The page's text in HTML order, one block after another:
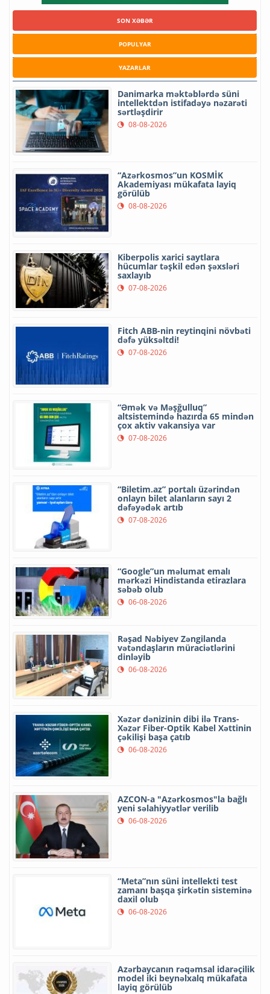
SON XƏBƏR
POPULYAR
YAZARLAR
Danimarka məktəblərdə süni
intellektdən istifadəyə nəzarəti
sərtləşdirir
08-08-2026
“Azərkosmos”un KOSMİK
Akademiyası mükafata layiq
görülüb
08-08-2026
Kiberpolis xarici saytlara
hücumlar təşkil edən şəxsləri
saxlayıb
07-08-2026
Fitch ABB-nin reytinqini növbəti
dəfə yüksəltdi!
07-08-2026
“Əmək və Məşğulluq”
altsistemində hazırda 65 mindən
çox aktiv vakansiya var
07-08-2026
“Biletim.az” portalı üzərindən
onlayn bilet alanların sayı 2
dəfəyədək artıb
07-08-2026
“Google”un məlumat emalı
mərkəzi Hindistanda etirazlara
səbəb olub
06-08-2026
Rəşad Nəbiyev Zəngilanda
vətəndaşların müraciətlərini
dinləyib
06-08-2026
Xəzər dənizinin dibi ilə Trans-
Xəzər Fiber-Optik Kabel Xəttinin
çəkilişi başa çatıb
06-08-2026
AZCON-a "Azərkosmos"la bağlı
yeni səlahiyyətlər verilib
06-08-2026
“Meta”nın süni intellekti test
zamanı başqa şirkətin sisteminə
daxil olub
06-08-2026
Azərbaycanın rəqəmsal idarəçilik
model iki beynəlxalq mükafata
layiq görülüb